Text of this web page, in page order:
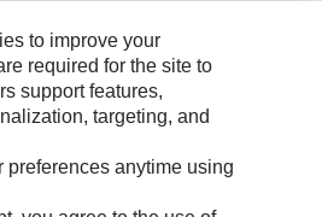
to improve your
required for the site to
support features,
targeting, and
preferences anytime using